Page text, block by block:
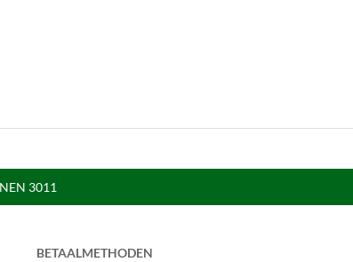
3011
BETAALMETHODEN